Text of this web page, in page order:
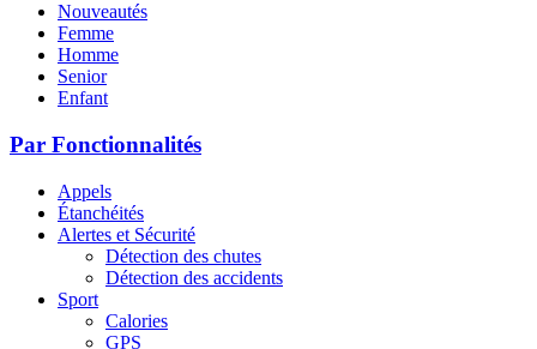
Nouveautés
Femme
Homme
Senior
Enfant
Par Fonctionnalités
Appels
Étanchéités
Alertes et Sécurité
Détection des chutes
Détection des accidents
Sport
Calories
GPS